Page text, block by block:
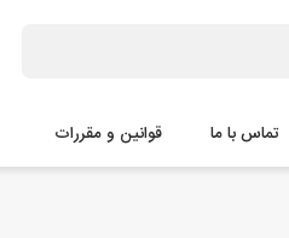
تماس با ما قوانین و مقررات